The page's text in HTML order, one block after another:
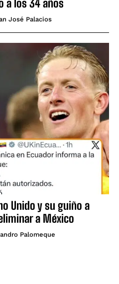
a los 34 años
José Palacios
Unido y su guiño a
a México
Palomeque